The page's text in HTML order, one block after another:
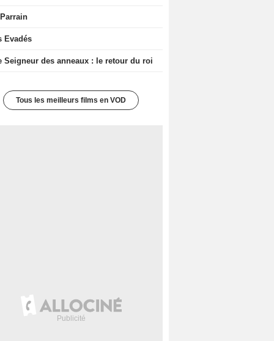
Evadés
Seigneur des anneaux : le retour du roi
Tous les meilleurs films en VOD